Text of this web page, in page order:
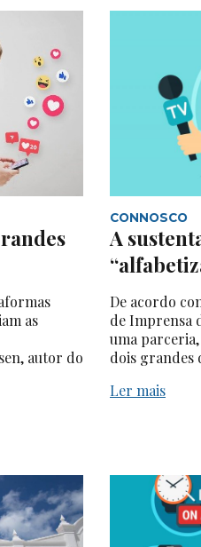
as
autor do
CONNOSCO
A
De acordo
de Imprensa
uma
dois grandes
Ler mais